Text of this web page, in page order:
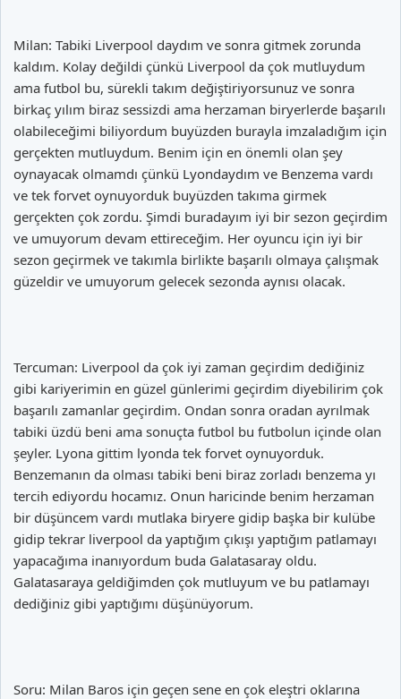
Milan: Tabiki Liverpool daydım ve sonra gitmek zorunda
kaldım. Kolay değildi çünkü Liverpool da çok mutluydum
ama futbol bu, sürekli takım değiştiriyorsunuz ve sonra
birkaç yılım biraz sessizdi ama herzaman biryerlerde başarılı
olabileceğimi biliyordum buyüzden burayla imzaladığım için
gerçekten mutluydum. Benim için en önemli olan şey
oynayacak olmamdı çünkü Lyondaydım ve Benzema vardı
ve tek forvet oynuyorduk buyüzden takıma girmek
gerçekten çok zordu. Şimdi buradayım iyi bir sezon geçirdim
ve umuyorum devam ettireceğim. Her oyuncu için iyi bir
sezon geçirmek ve takımla birlikte başarılı olmaya çalışmak
güzeldir ve umuyorum gelecek sezonda aynısı olacak.
Tercuman: Liverpool da çok iyi zaman geçirdim dediğiniz
gibi kariyerimin en güzel günlerimi geçirdim diyebilirim çok
başarılı zamanlar geçirdim. Ondan sonra oradan ayrılmak
tabiki üzdü beni ama sonuçta futbol bu futbolun içinde olan
şeyler. Lyona gittim lyonda tek forvet oynuyorduk.
Benzemanın da olması tabiki beni biraz zorladı benzema yı
tercih ediyordu hocamız. Onun haricinde benim herzaman
bir düşüncem vardı mutlaka biryere gidip başka bir kulübe
gidip tekrar liverpool da yaptığım çıkışı yaptığım patlamayı
yapacağıma inanıyordum buda Galatasaray oldu.
Galatasaraya geldiğimden çok mutluyum ve bu patlamayı
dediğiniz gibi yaptığımı düşünüyorum.
Soru: Milan Baros için geçen sene en çok eleştri oklarına